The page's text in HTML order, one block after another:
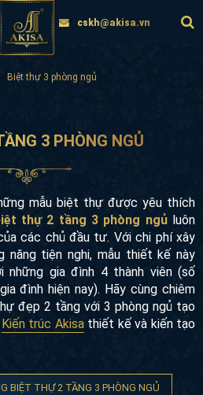
cskh@akisa.vn
Biệt thự 3 phòng ngủ
3 PHÒNG NGỦ
mẫu biệt thự được yêu thích
thự 2 tầng 3 phòng ngủluôn
các chủ đầu tư. Với chi phí xây
năng tiện nghi, mẫu thiết kế này
gia đình 4 thành viên (số
đình hiện nay). Hãy cùng chiêm
đẹp 2 tầng với 3 phòng ngủ tạo
Kiến trúc Akisathiết kế và kiến tạo
BIỆT THỰ 2 TẦNG 3 PHÒNG NGỦ